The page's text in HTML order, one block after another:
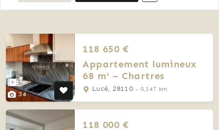
34
118 650 €
Appartement lumineux
68 m² – Chartres
Lucé, 28110 - 0,147 km
118 000 €